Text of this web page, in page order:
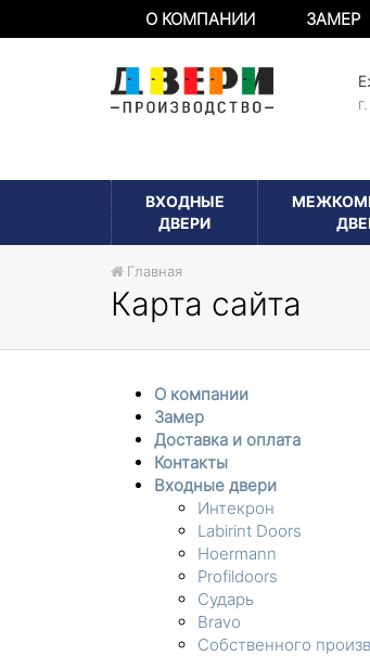
О КОМПАНИИ ЗАМЕР
ВХОДНЫЕ
ДВЕРИ
Главная
Карта сайта
О компании
Замер
Доставка и оплата
Контакты
Входные двери
Интекрон
Labirint Doors
Hoermann
Profildoors
Сударь
Bravo
Собственного